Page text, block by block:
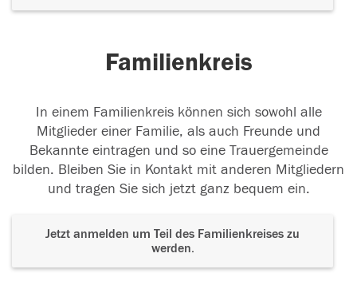
Familienkreis
In einem Familienkreis können sich sowohl alle
Mitglieder einer Familie, als auch Freunde und
Bekannte eintragen und so eine Trauergemeinde
bilden. Bleiben Sie in Kontakt mit anderen Mitgliedern
und tragen Sie sich jetzt ganz bequem ein.
Jetzt anmelden um Teil des Familienkreises zu
werden.